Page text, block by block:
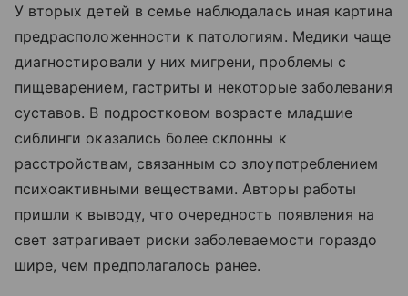
У вторых детей в семье наблюдалась иная картина
предрасположенности к патологиям. Медики чаще
диагностировали у них мигрени, проблемы с
пищеварением, гастриты и некоторые заболевания
суставов. В подростковом возрасте младшие
сиблинги оказались более склонны к
расстройствам, связанным со злоупотреблением
психоактивными веществами. Авторы работы
пришли к выводу, что очередность появления на
свет затрагивает риски заболеваемости гораздо
шире, чем предполагалось ранее.